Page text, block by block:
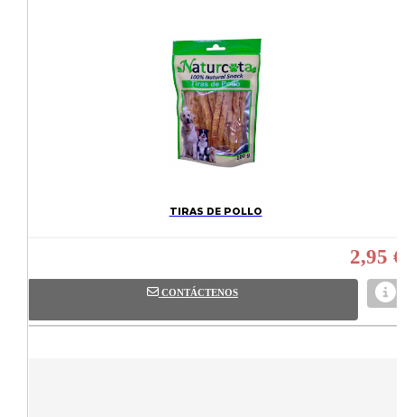
TIRAS DE POLLO
2,95 €
CONTÁCTENOS